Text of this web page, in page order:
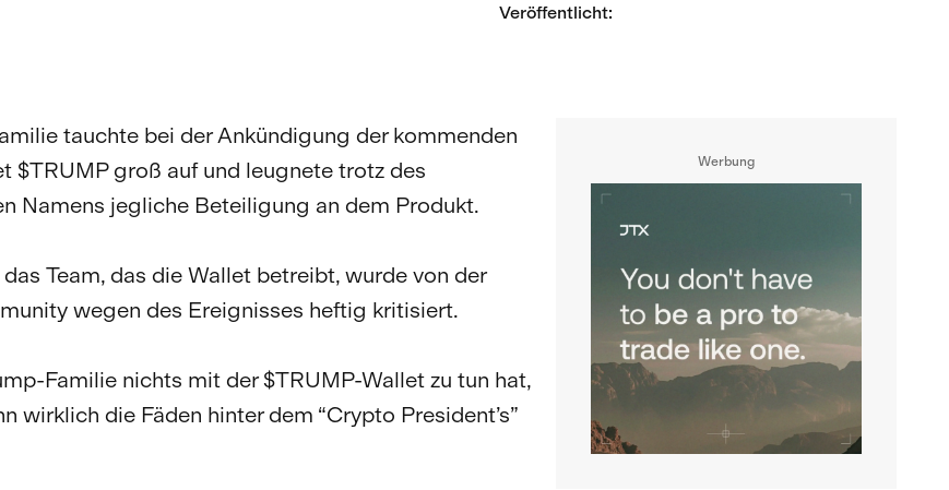
Veröffentlicht:
tauchte bei der Ankündigung der kommenden
$TRUMP groß auf und leugnete trotz des
Namens jegliche Beteiligung an dem Produkt.
das Team, das die Wallet betreibt, wurde von der
wegen des Ereignisses heftig kritisiert.
Familie nichts mit der $TRUMP-Wallet zu tun hat,
wirklich die Fäden hinter dem “Crypto President’s”
Werbung